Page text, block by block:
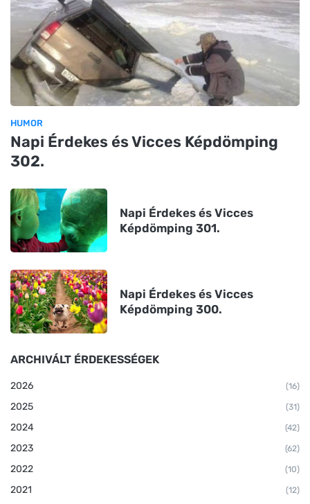
HUMOR
Napi Érdekes és Vicces Képdömping
302.
Napi Érdekes és Vicces
Képdömping 301.
Napi Érdekes és Vicces
Képdömping 300.
ARCHIVÁLT ÉRDEKESSÉGEK
2026 (16)
2025 (31)
2024 (42)
2023 (62)
2022 (10)
2021 (12)